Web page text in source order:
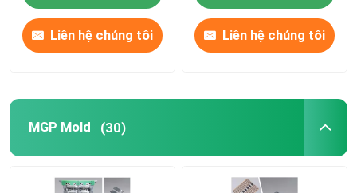
Liên hệ chúng tôi Liên hệ chúng tôi
MGP Mold (30)